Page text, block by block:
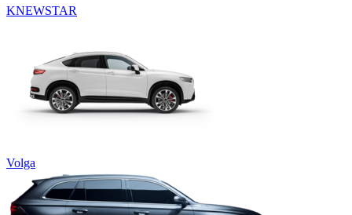
KNEWSTAR
Volga